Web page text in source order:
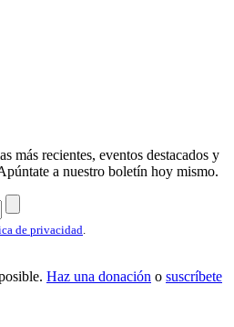
más recientes, eventos destacados y
a nuestro boletín hoy mismo.
de privacidad.
Haz una donación o suscríbete